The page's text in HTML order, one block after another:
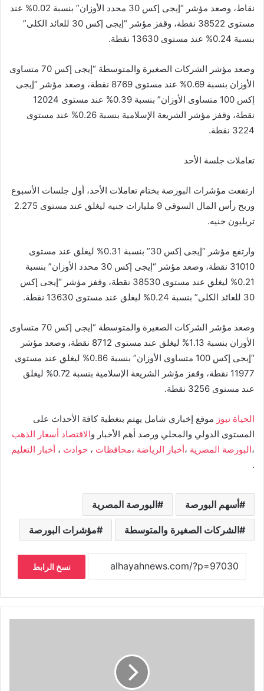
نقاط، وصعد مؤشر “إيجى إكس 30 محدد الأوزان” بنسبة 0.02% عند
مستوى 38522 نقطة، وقفز مؤشر “إيجى إكس 30 للعائد الكلى”
بنسبة 0.24% عند مستوى 13630 نقطة.
وصعد مؤشر الشركات الصغيرة والمتوسطة “إيجى إكس 70 متساوى
الأوزان بنسبة 0.69% عند مستوى 8769 نقطة، وصعد مؤشر “إيجى
إكس 100 متساوى الأوزان” بنسبة 0.39% عند مستوى 12024
نقطة، وقفز مؤشر الشريعة الإسلامية بنسبة 0.26% عند مستوى
3224 نقطة.
تعاملات جلسة الأحد
ارتفعت مؤشرات البورصة بختام تعاملات الأحد، أول جلسات الأسبوع
وربح رأس المال السوقي 9 مليارات جنيه ليغلق عند مستوى 2.275
تريليون جنيه.
وارتفع مؤشر “إيجى إكس 30” بنسبة 0.31% ليغلق عند مستوى
31010 نقطة، وصعد مؤشر “إيجى إكس 30 محدد الأوزان” بنسبة
0.21% ليغلق عند مستوى 38530 نقطة، وقفز مؤشر “إيجى إكس
30 للعائد الكلى” بنسبة 0.24% ليغلق عند مستوى 13630 نقطة.
وصعد مؤشر الشركات الصغيرة والمتوسطة “إيجى إكس 70 متساوى
الأوزان بنسبة 1.13% ليغلق عند مستوى 8712 نقطة، وصعد مؤشر
“إيجى إكس 100 متساوى الأوزان” بنسبة 0.86% ليغلق عند مستوى
11977 نقطة، وقفز مؤشر الشريعة الإسلامية بنسبة 0.72% ليغلق
عند مستوى 3256 نقطة.
الحياة نيوز موقع إخباري شامل يهتم بتغطية كافة الأحداث على
المستوى الدولي والمحلي ورصد أهم الأخبار والاقتصاد أسعار الذهب
،البورصة المصرية ،أخبار الرياضة ،محافظات ، حوادث ، أخبار التعليم
.
أسهم البورصة البورصة المصرية
الشركات الصغيرة والمتوسطة مؤشرات البورصة
نسخ الرابط